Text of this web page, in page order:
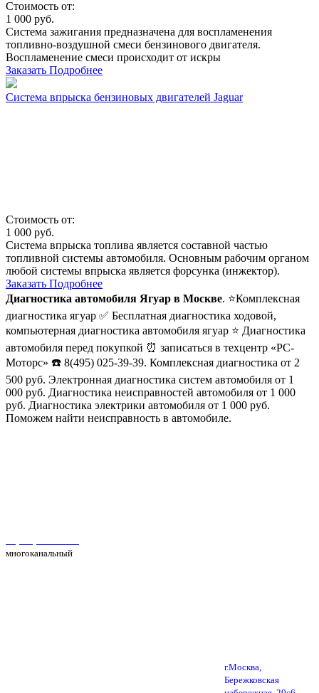
Стоимость от:
1 000 руб.
Система зажигания предназначена для воспламенения
топливно-воздушной смеси бензинового двигателя.
Воспламенение смеси происходит от искры
Заказать Подробнее
Система впрыска бензиновых двигателей Jaguar
Стоимость от:
1 000 руб.
Система впрыска топлива является составной частью
топливной системы автомобиля. Основным рабочим органом
любой системы впрыска является форсунка (инжектор).
Заказать Подробнее
Диагностика автомобиля Ягуар в Москве. ⭐Комплексная
диагностика ягуар ✅ Бесплатная диагностика ходовой,
компьютерная диагностика автомобиля ягуар ⭐ Диагностика
автомобиля перед покупкой ⏰ записаться в техцентр «РС-
Моторс» ☎️ 8(495) 025-39-39. Комплексная диагностика от 2
500 руб. Электронная диагностика систем автомобиля от 1
000 руб. Диагностика неисправностей автомобиля от 1 000
руб. Диагностика электрики автомобиля от 1 000 руб.
Поможем найти неисправность в автомобиле.
многоканальный
г.Москва,
Бережковская